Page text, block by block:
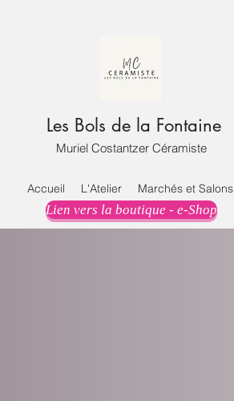
Les Bols de la Fontaine
Muriel Costantzer Céramiste
Accueil L'Atelier Marchés et Salons
Lien vers la boutique - e-Shop